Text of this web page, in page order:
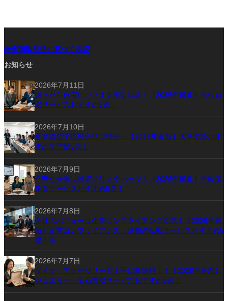
特定商取引法に基づく表記
お知らせ
2026年7月11日
困ったら自宅にいたまま出張買取！【2026年最新】出張買
取サービスおすすめ5選！
2026年7月10日
夏期講習で現役合格目指せ！【2026年最新】大学受験おす
すめ学習塾5選！
2026年7月9日
不安な未来は投資でリスクヘッジ！【2026年最新】不動産
投資サービスおすすめ5選！
2026年7月8日
会社のバリューは企業コンプライアンス次第！【2026年最
新】企業コンプライアンス・法務の転職サービスおすすめ5
選！市
2026年7月7日
ダイヤ・アクセサリーを上手に断捨離！？【2026年最新】
ジュエリー・宝石買取サービスおすすめ5選！